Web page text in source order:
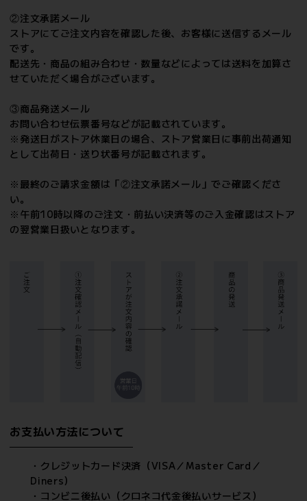
②注文承諾メール
ストアにてご注文内容を確認した後、お客様に送信するメール
です。
配送先・商品の組み合わせ・数量などによっては送料を加算さ
せていただく場合がございます。
③商品発送メール
お問い合わせ伝票番号などが記載されています。
※発送日がストア休業日の場合、ストア営業日に事前出荷通知
として出荷日・送り状番号が記載されます。
※最終のご請求金額は「②注文承諾メール」でご確認くださ
い。
※午前10時以降のご注文・前払い決済等のご入金確認はストア
の翌営業日扱いとなります。
お支払い方法について
・クレジットカード決済（VISA／Master Card／
Diners）
・コンビニ後払い（クロネコ代金後払いサービス）